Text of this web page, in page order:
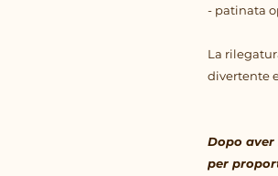
- patinata
La
divertente
Dopo
per